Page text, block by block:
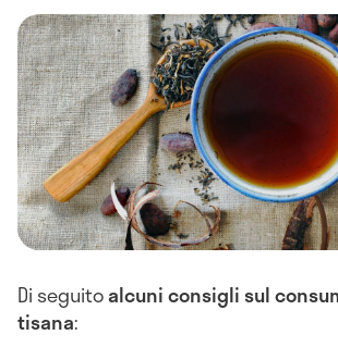
Di seguitoalcuni consigli sul
tisana: